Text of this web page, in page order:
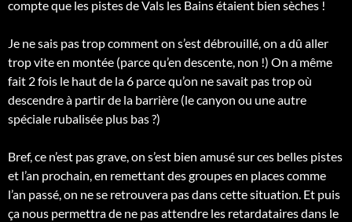
compte que les pistes de Vals les Bains étaient bien sèches !
Je ne sais pas trop comment on s’est débrouillé, on a dû aller
trop vite en montée (parce qu’en descente, non !) On a même
fait 2 fois le haut de la 6 parce qu’on ne savait pas trop où
descendre à partir de la barrière (le canyon ou une autre
spéciale rubalisée plus bas ?)
Bref, ce n’est pas grave, on s’est bien amusé sur ces belles pistes
et l’an prochain, en remettant des groupes en places comme
l’an passé, on ne se retrouvera pas dans cette situation. Et puis
ça nous permettra de ne pas attendre les retardataires dans le